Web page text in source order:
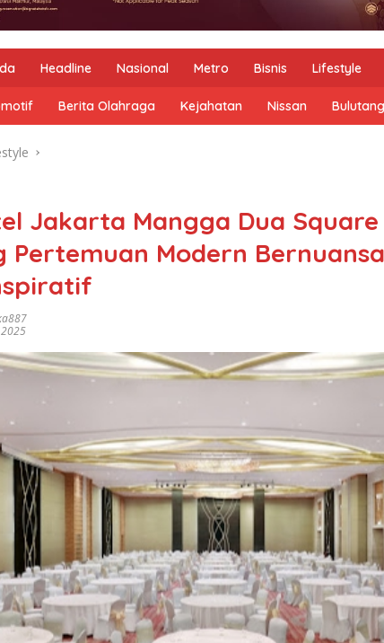
Headline Nasional Metro Bisnis Lifestyle
Berita Olahraga Kejahatan Nissan
Jakarta Mangga Dua
Pertemuan Modern
2025